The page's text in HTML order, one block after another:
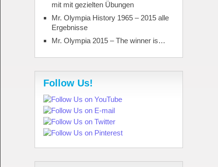
mit mit gezielten Übungen
Mr. Olympia History 1965 – 2015 alle
Ergebnisse
Mr. Olympia 2015 – The winner is…
Follow Us!